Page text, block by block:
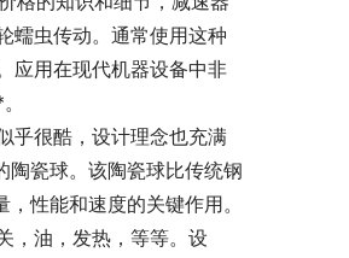
蠕虫传动。通常使用这种
应用在现代机器设备中非
乎很酷，设计理念也充满
瓷球。该陶瓷球比传统钢
性能和速度的关键作用。
，油，发热，等等。设